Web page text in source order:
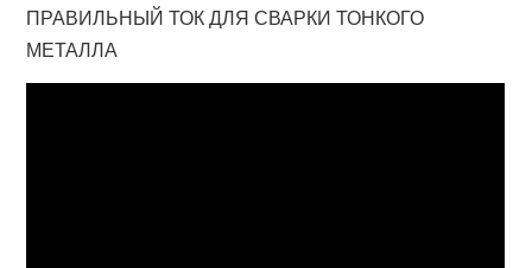
ПРАВИЛЬНЫЙ ТОК ДЛЯ СВАРКИ ТОНКОГО
МЕТАЛЛА